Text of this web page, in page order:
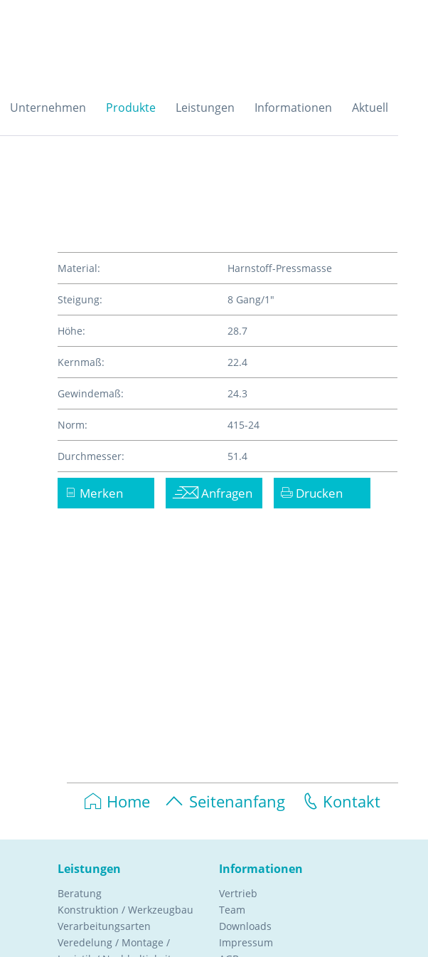
Unternehmen Produkte Leistungen Informationen Aktuell
Material: Harnstoff-Pressmasse
Steigung: 8 Gang/1"
Höhe: 28.7
Kernmaß: 22.4
Gewindemaß: 24.3
Norm: 415-24
Durchmesser: 51.4
Merken Anfragen Drucken
Home Seitenanfang Kontakt
Leistungen
Beratung
Konstruktion / Werkzeugbau
Verarbeitungsarten
Veredelung / Montage /
Informationen
Vertrieb
Team
Downloads
Impressum